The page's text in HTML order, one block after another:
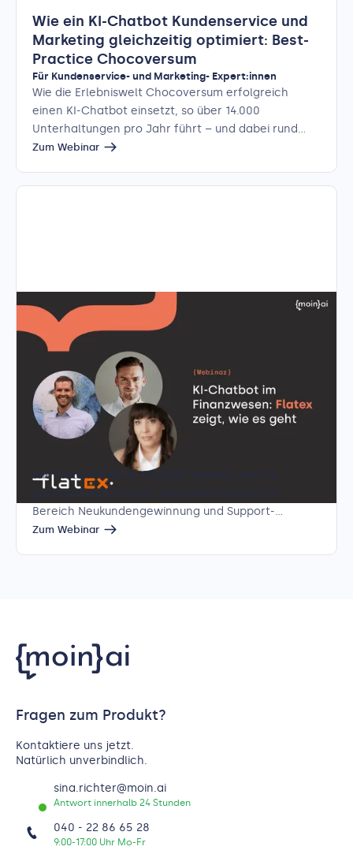
Wie ein KI-Chatbot Kundenservice und
Marketing gleichzeitig optimiert: Best-
Practice Chocoversum
Für Kundenservice- und Marketing- Expert:innen
Wie die Erlebniswelt Chocoversum erfolgreich
einen KI-Chatbot einsetzt, so über 14.000
Unterhaltungen pro Jahr führt – und dabei rund
80% aller eingehenden Chats automatisiert
Zum Webinar
KI-Chatbot im Finanzwesen: Flatex
zeigt, wie es geht
Für Kundenservice- und Marketing-Expert:innen
Wie Flatex einen KI-Chatbot einsetzt, um mit
geringem Invest einen maximalen Impact im
Bereich Neukundengewinnung und Support-
Entlastung zu erreichen.
Zum Webinar
Fragen zum Produkt?
Kontaktiere uns jetzt.
Natürlich unverbindlich.
sina.richter@moin.ai
Antwort innerhalb 24 Stunden
040 - 22 86 65 28
9:00-17:00 Uhr Mo-Fr